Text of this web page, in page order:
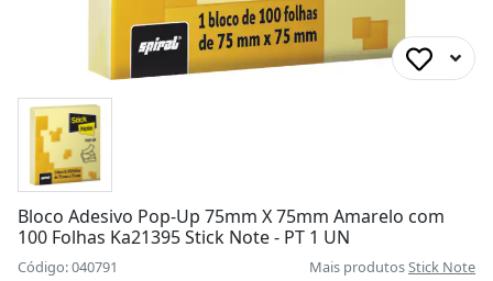
Bloco Adesivo Pop-Up 75mm X 75mm Amarelo com
100 Folhas Ka21395 Stick Note - PT 1 UN
Código: 040791 Mais produtosStick Note